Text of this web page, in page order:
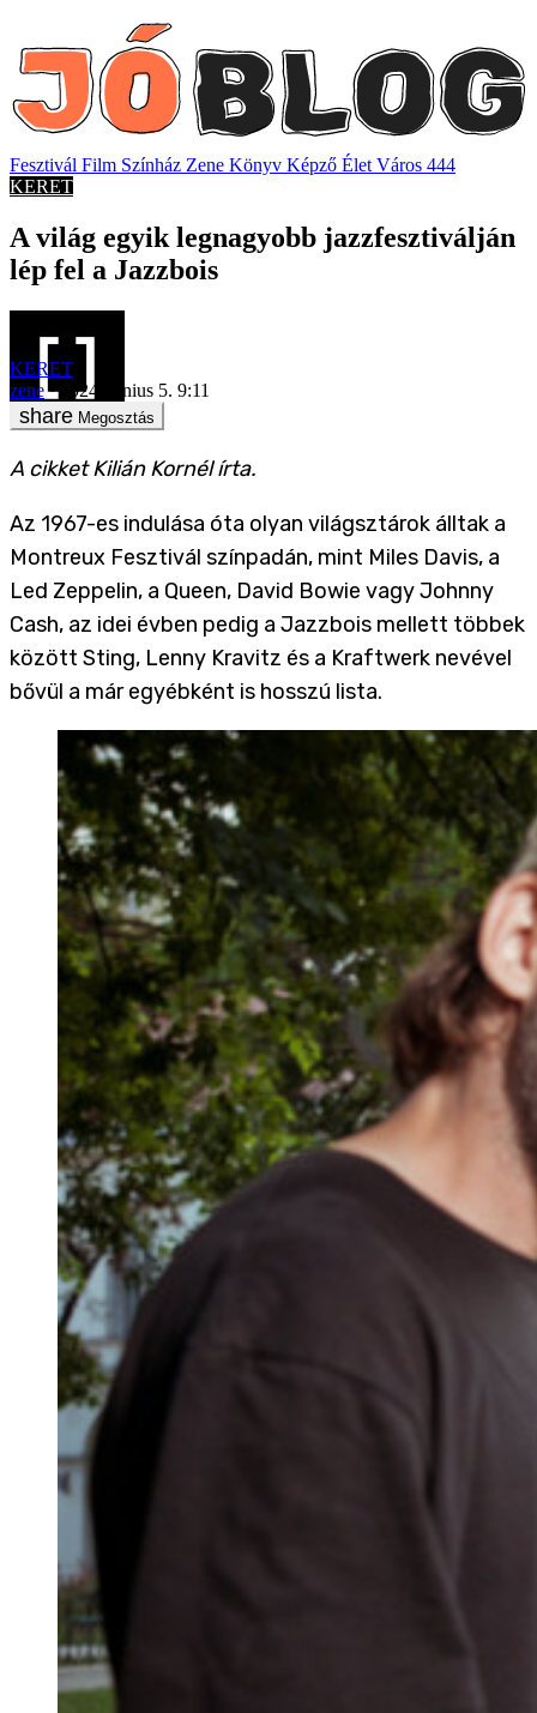
Fesztivál Film Színház Zene Könyv Képző Élet Város 444
KERET
A világ egyik legnagyobb jazzfesztiválján
lép fel a Jazzbois
KERET
zene
2024. június 5. 9:11
Megosztás
A cikket Kilián Kornél írta.
Az 1967-es indulása óta olyan világsztárok álltak a
Montreux Fesztivál színpadán, mint Miles Davis, a
Led Zeppelin, a Queen, David Bowie vagy Johnny
Cash, az idei évben pedig a Jazzbois mellett többek
között Sting, Lenny Kravitz és a Kraftwerk nevével
bővül a már egyébként is hosszú lista.